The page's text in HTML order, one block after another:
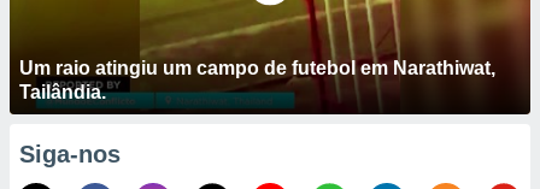
Um raio atingiu um campo de futebol em Narathiwat,
Tailândia.
Siga-nos